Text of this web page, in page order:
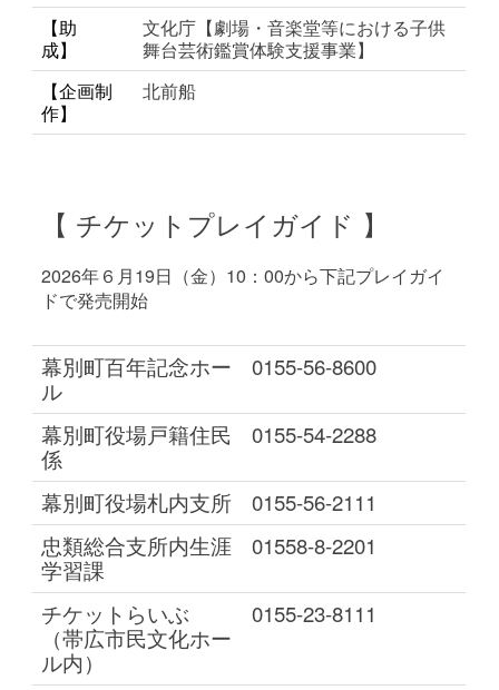
【助
成】
文化庁【劇場・音楽堂等における子供
舞台芸術鑑賞体験支援事業】
【企画制
作】
北前船
【 チケットプレイガイド 】
2026年６月19日（金）10：00から下記プレイガイ
ドで発売開始
幕別町百年記念ホー
ル
0155-56-8600
幕別町役場戸籍住民
係
0155-54-2288
幕別町役場札内支所
0155-56-2111
忠類総合支所内生涯
学習課
01558-8-2201
チケットらいぶ
（帯広市民文化ホー
ル内）
0155-23-8111